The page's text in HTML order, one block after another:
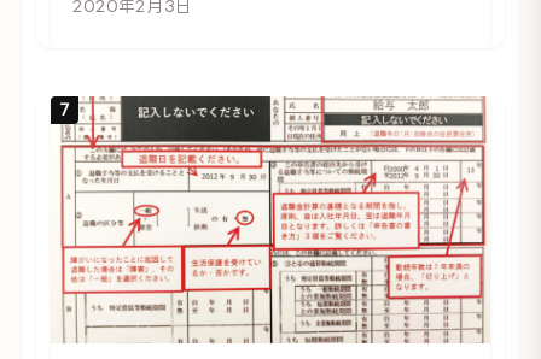
2020年2月3日
7